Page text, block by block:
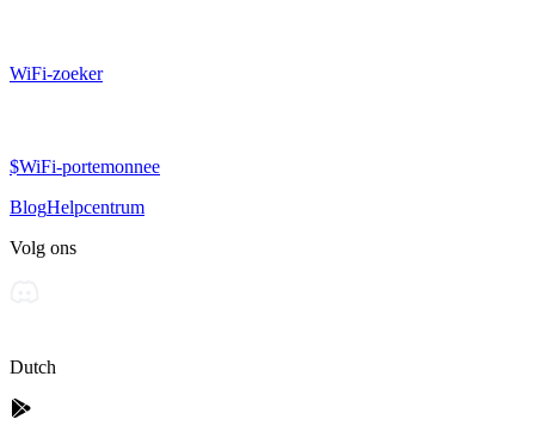
WiFi-zoeker
$WiFi-portemonnee
BlogHelpcentrum
Volg ons
Dutch